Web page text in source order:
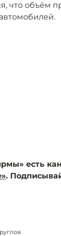
что объём
есть
.